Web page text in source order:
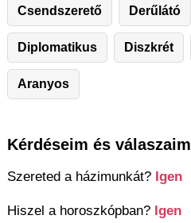
Csendszerető Derűlátó
Diplomatikus Diszkrét
Aranyos
Kérdéseim és válaszaim
Szereted a házimunkát? Igen
Hiszel a horoszkópban? Igen